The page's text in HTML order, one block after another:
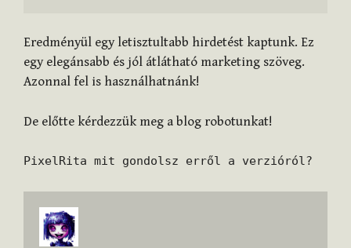
Eredményül egy letisztultabb hirdetést kaptunk. Ez
egy elegánsabb és jól átlátható marketing szöveg.
Azonnal fel is használhatnánk!
De előtte kérdezzük meg a blog robotunkat!
PixelRita mit gondolsz erről a verzióról?